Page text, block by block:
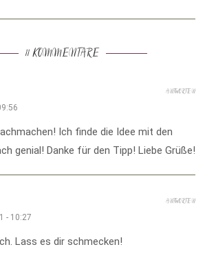
11 KOMMENTARE
Ich finde die Idee mit den
genial! Danke für den Tipp! Liebe Grüße!
ANTWORTEN
- 10:27
Lass es dir schmecken!
ANTWORTEN